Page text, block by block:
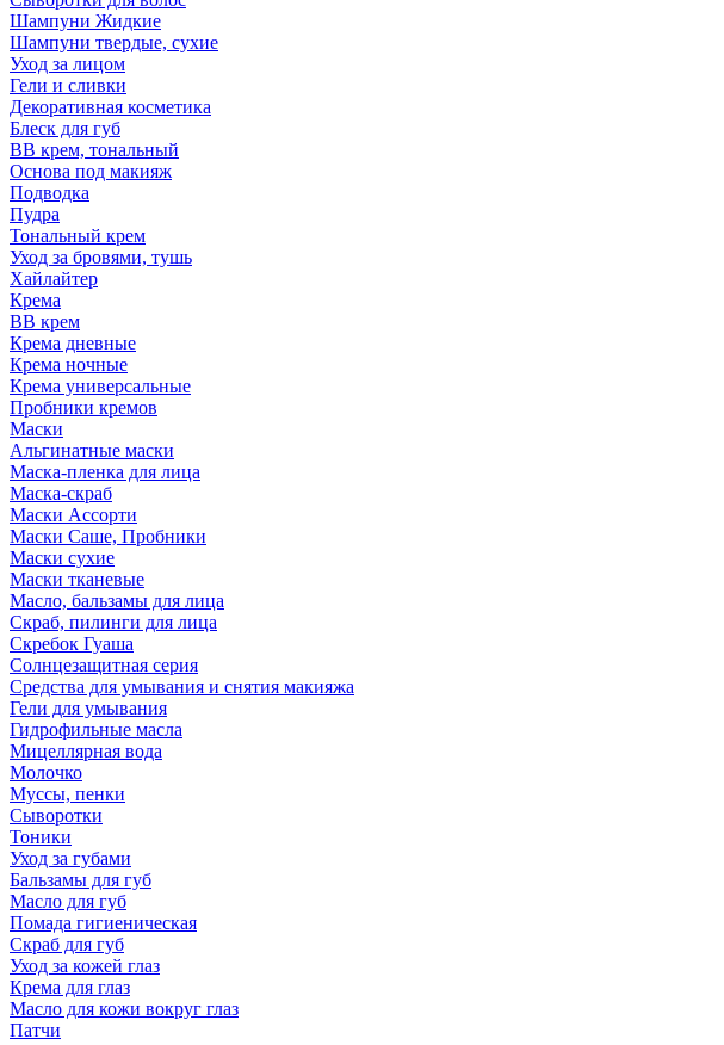
Шампуни Жидкие
Шампуни твердые, сухие
Уход за лицом
Гели и сливки
Декоративная косметика
Блеск для губ
ВВ крем, тональный
Основа под макияж
Подводка
Пудра
Тональный крем
Уход за бровями, тушь
Хайлайтер
Крема
ВВ крем
Крема дневные
Крема ночные
Крема универсальные
Пробники кремов
Маски
Альгинатные маски
Маска-пленка для лица
Маска-скраб
Маски Ассорти
Маски Саше, Пробники
Маски сухие
Маски тканевые
Масло, бальзамы для лица
Скраб, пилинги для лица
Скребок Гуаша
Солнцезащитная серия
Средства для умывания и снятия макияжа
Гели для умывания
Гидрофильные масла
Мицеллярная вода
Молочко
Муссы, пенки
Сыворотки
Тоники
Уход за губами
Бальзамы для губ
Масло для губ
Помада гигиеническая
Скраб для губ
Уход за кожей глаз
Крема для глаз
Масло для кожи вокруг глаз
Патчи